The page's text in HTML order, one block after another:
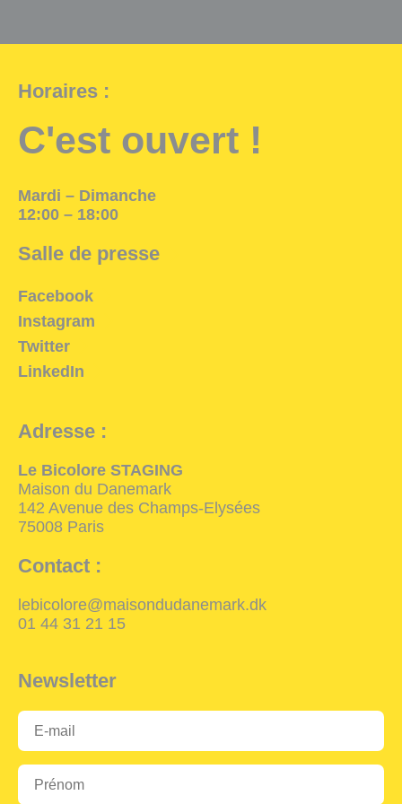
Partenariats
Horaires :
C'est ouvert !
Mardi – Dimanche
12:00 – 18:00
Salle de presse
Facebook
Instagram
Twitter
LinkedIn
Adresse :
Le Bicolore STAGING
Maison du Danemark
142 Avenue des Champs-Elysées
75008 Paris
Contact :
lebicolore@maisondudanemark.dk
01 44 31 21 15
Newsletter